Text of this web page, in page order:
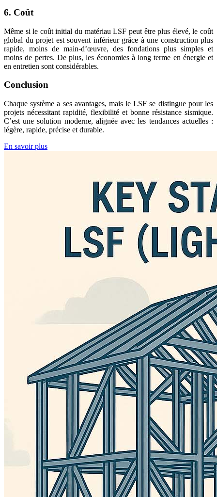
6. Coût
Même si le coût initial du matériau LSF peut être plus élevé, le coût
global du projet est souvent inférieur grâce à une construction plus
rapide, moins de main-d’œuvre, des fondations plus simples et
moins de pertes. De plus, les économies à long terme en énergie et
en entretien sont considérables.
Conclusion
Chaque système a ses avantages, mais le LSF se distingue pour les
projets nécessitant rapidité, flexibilité et bonne résistance sismique.
C’est une solution moderne, alignée avec les tendances actuelles :
légère, rapide, précise et durable.
En savoir plus